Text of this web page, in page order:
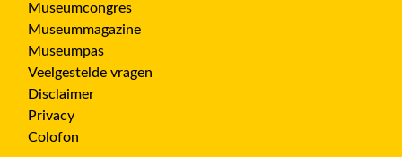
Museumcongres
Museummagazine
Museumpas
Veelgestelde vragen
Disclaimer
Privacy
Colofon